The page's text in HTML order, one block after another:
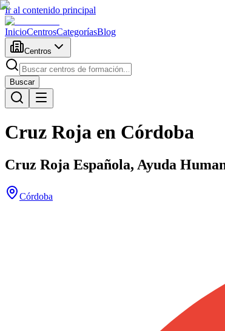
Ir al contenido principal
InicioCentrosCategoríasBlog
Centros
Buscar
Cruz Roja en Córdoba
Cruz Roja Española, Ayuda
Córdoba